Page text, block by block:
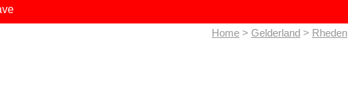
Home > Gelderland > Rheden